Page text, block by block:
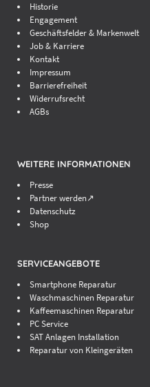
Historie
Engagement
Geschäftsfelder & Markenwelt
Job & Karriere
Kontakt
Impressum
Barrierefreiheit
Widerrufsrecht
AGBs
WEITERE INFORMATIONEN
Presse
Partner werden↗
Datenschutz
Shop
SERVICEANGEBOTE
Smartphone Reparatur
Waschmaschinen Reparatur
Kaffeemaschinen Reparatur
PC Service
SAT Anlagen Installation
Reparatur von Kleingeräten